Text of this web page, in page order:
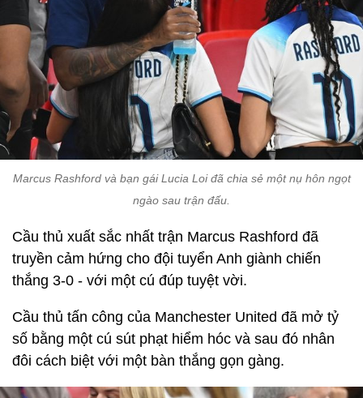
Marcus Rashford và bạn gái Lucia Loi đã chia sẻ một nụ hôn ngọt
ngào sau trận đấu.
Cầu thủ xuất sắc nhất trận Marcus Rashford đã
truyền cảm hứng cho đội tuyển Anh giành chiến
thắng 3-0 - với một cú đúp tuyệt vời.
Cầu thủ tấn công của Manchester United đã mở tỷ
số bằng một cú sút phạt hiểm hóc và sau đó nhân
đôi cách biệt với một bàn thắng gọn gàng.